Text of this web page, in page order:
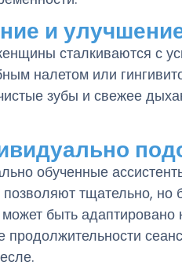
и
сталкиваются с
налетом или
зубы и свежее
обученные
тщательно, но
быть адаптировано
продолжительности